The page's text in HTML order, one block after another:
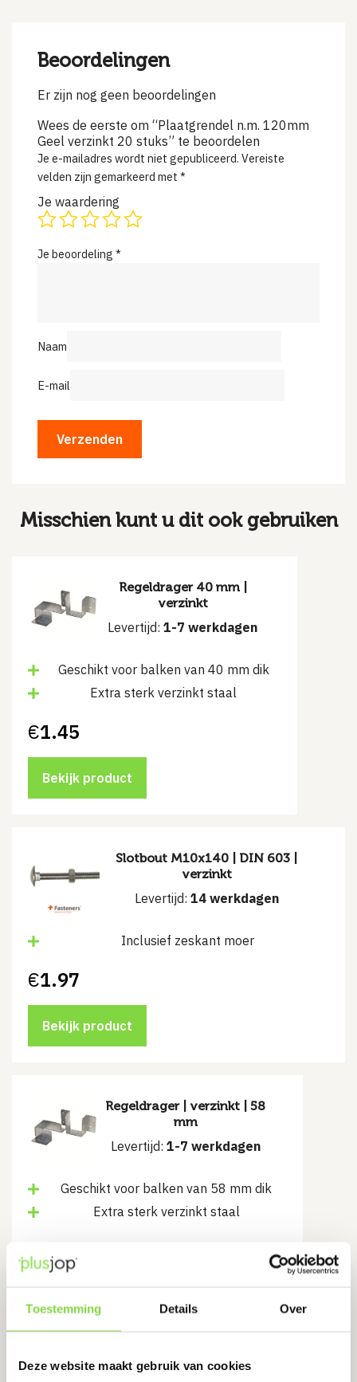
Toestemming Details Over
Deze website maakt gebruik van cookies
Beoordelingen
Er zijn nog geen beoordelingen
Wees de eerste om “Plaatgrendel n.m. 120mm
Geel verzinkt 20 stuks” te beoordelen
Je e-mailadres wordt niet gepubliceerd. Vereiste
velden zijn gemarkeerd met *
Je waardering
Je beoordeling *
Naam
E-mail
Misschien kunt u dit ook gebruiken
Regeldrager 40 mm |
verzinkt
Levertijd: 1-7 werkdagen
Geschikt voor balken van 40 mm dik
Extra sterk verzinkt staal
€1.45
Bekijk product
Slotbout M10x140 | DIN 603 |
verzinkt
Levertijd: 14 werkdagen
Inclusief zeskant moer
€1.97
Bekijk product
Regeldrager | verzinkt | 58
mm
Levertijd: 1-7 werkdagen
Geschikt voor balken van 58 mm dik
Extra sterk verzinkt staal
€ 1.95
Krammen 2.7 x 25 | verzinkt | 5